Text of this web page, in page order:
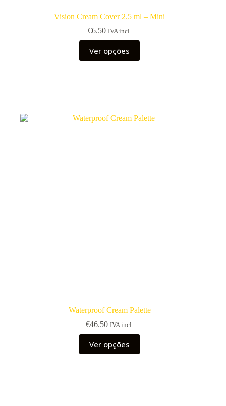
Vision Cream Cover 2.5 ml – Mini
€6.50 IVA incl.
Ver opções
product
has
be
Waterproof Cream Palette
€46.50 IVA incl.
Ver opções
product
has